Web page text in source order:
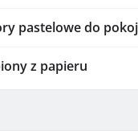
pastelowe do
z papieru